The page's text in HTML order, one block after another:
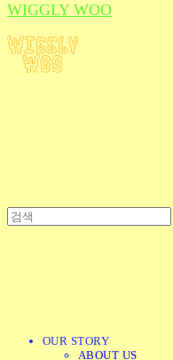
WIGGLY WOO
OUR STORY
ABOUT US